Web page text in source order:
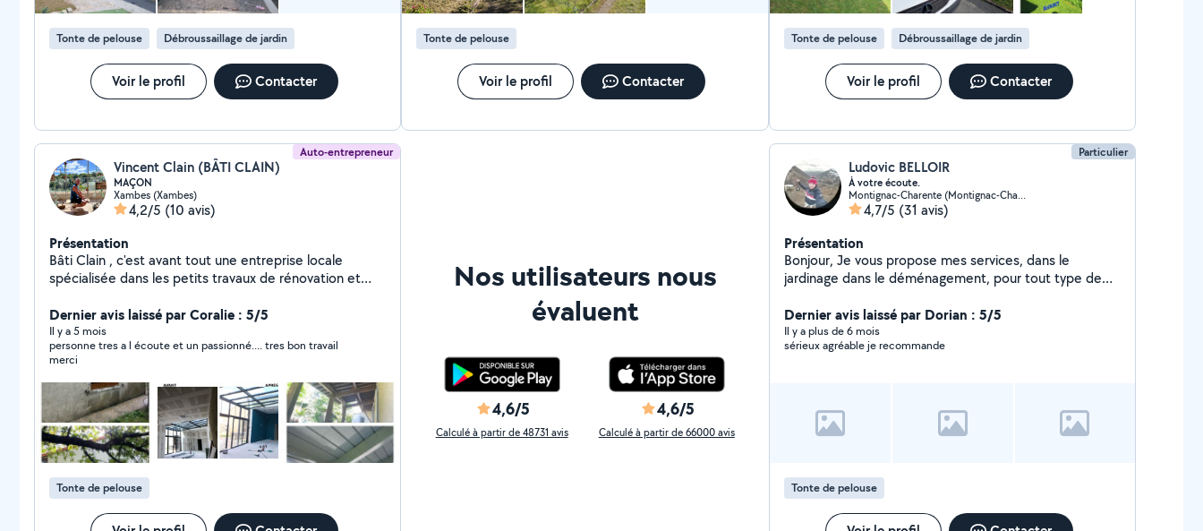
Tonte de pelouse Débroussaillage de jardin
Voir le profil Contacter
Tonte de pelouse
Voir le profil Contacter
Tonte de pelouse Débroussaillage de jardin
Voir le profil Contacter
Auto-entrepreneur
Vincent Clain (BÂTI CLAIN)
MAÇON
Xambes (Xambes)
4,2/5 (10 avis)
Présentation
Bâti Clain , c'est avant tout une entreprise locale
spécialisée dans les petits travaux de rénovation et
et d'une passion pour le travail bien fait , je propose
des services tels que peinture , pose de revêtement
de sol et restauration de façade . Mon objectif : offrir
un service qualité , sur mesure et dans le respect des
délais , pour répondre aux besoins de mes clients dans
la région . Faites confiance a Bâti Clain pour des travaux
réalisés avec soin et professionnalisme !
Dernier avis laissé par Coralie : 5/5
Il y a 5 mois
personne tres a l écoute et un passionné.... tres bon travail
merci
Tonte de pelouse
Nos utilisateurs nous
évaluent
4,6/5
Calculé à partir de 48731 avis
4,6/5
Calculé à partir de 66000 avis
Particulier
Ludovic BELLOIR
À votre écoute.
Montignac-Charente (Montignac-Charente)
4,7/5 (31 avis)
Présentation
Bonjour, Je vous propose mes services, dans le
jardinage dans le déménagement, pour tout type de
souhaitant vous rendre service et en donnant le
Dernier avis laissé par Dorian : 5/5
Il y a plus de 6 mois
sérieux agréable je recommande
Tonte de pelouse